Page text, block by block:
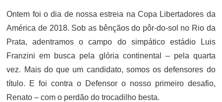
Ontem foi o dia de nossa estreia na Copa Libertadores da
América de 2018. Sob as bênçãos do pôr-do-sol no Rio da
Prata, adentramos o campo do simpático estádio Luis
Franzini em busca pela glória continental – pela quarta
vez. Mais do que um candidato, somos os defensores do
título. E foi contra o Defensor o nosso primeiro desafio,
Renato – com o perdão do trocadilho besta.